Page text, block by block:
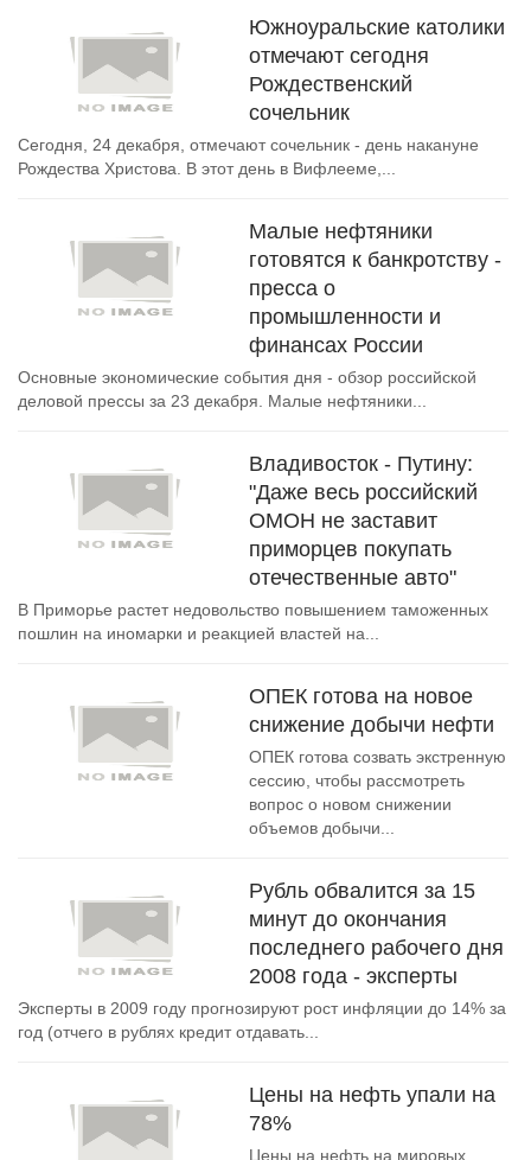
Южноуральские католики
отмечают сегодня
Рождественский
сочельник
Сегодня, 24 декабря, отмечают сочельник - день накануне
Рождества Христова. В этот день в Вифлееме,...
Малые нефтяники
готовятся к банкротству -
пресса о
промышленности и
финансах России
Основные экономические события дня - обзор российской
деловой прессы за 23 декабря. Малые нефтяники...
Владивосток - Путину:
"Даже весь российский
ОМОН не заставит
приморцев покупать
отечественные авто"
В Приморье растет недовольство повышением таможенных
пошлин на иномарки и реакцией властей на...
ОПЕК готова на новое
снижение добычи нефти
ОПЕК готова созвать экстренную
сессию, чтобы рассмотреть
вопрос о новом снижении
объемов добычи...
Рубль обвалится за 15
минут до окончания
последнего рабочего дня
2008 года - эксперты
Эксперты в 2009 году прогнозируют рост инфляции до 14% за
год (отчего в рублях кредит отдавать...
Цены на нефть упали на
78%
Цены на нефть на мировых